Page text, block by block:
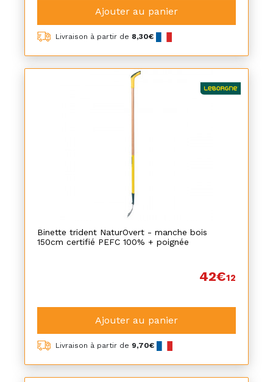
Ajouter au panier
Livraison à partir de 8,30€
Binette trident NaturOvert - manche bois
150cm certifié PEFC 100% + poignée
42€12
Ajouter au panier
Livraison à partir de 9,70€